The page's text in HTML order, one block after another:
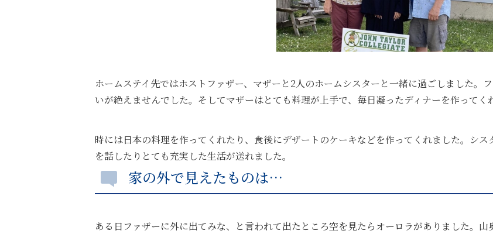
ホームステイ先ではホストファザー、マザーと2人のホームシスターと一緒に過ごしました。
いが絶えませんでした。そしてマザーはとても料理が上手で、毎日凝ったディナーを作ってく
時には日本の料理を作ってくれたり、食後にデザートのケーキなどを作ってくれました。シ
を話したりとても充実した生活が送れました。
家の外で見えたものは…
ある日ファザーに外に出てみな、と言われて出たところ空を見たらオーロラがありました。